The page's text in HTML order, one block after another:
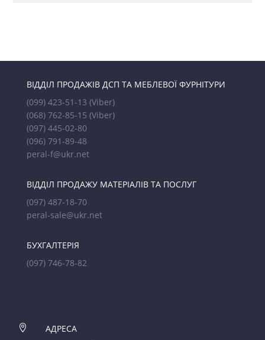
ВІДДІЛ ПРОДАЖІВ ДСП ТА МЕБЛЕВОЇ ФУРНІТУРИ
(099) 423-51-13 (Viber)
(068) 762-85-15 (Viber)
(097) 445-02-80
(096) 791-89-48
peral-f@ukr.net
ВІДДІЛ ПРОДАЖУ МАТЕРІАЛІВ ТА ПОСЛУГ
(097) 487-18-70
peral-sale@ukr.net
БУХГАЛТЕРІЯ
(097) 746-78-82

АДРЕСА